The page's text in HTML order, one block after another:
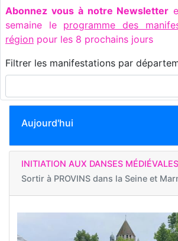
Abonnez vous à notre Newsletter
semaine le programme des
région pour les 8 prochains jours
Filtrer les manifestations par
Aujourd'hui
INITIATION AUX DANSES MÉDIÉVALES
Sortir à PROVINS dans la Seine et